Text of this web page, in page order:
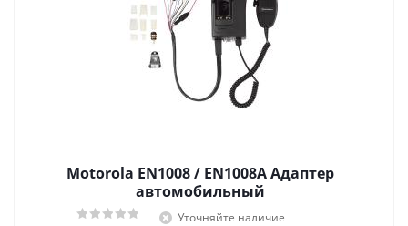
Motorola EN1008 / EN1008A Адаптер
автомобильный
Уточняйте наличие